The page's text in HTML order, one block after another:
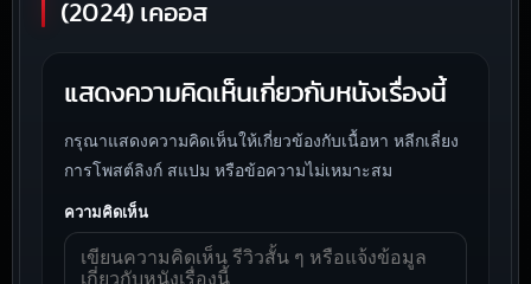
(2024) เคออส
แสดงความคิดเห็นเกี่ยวกับหนังเรื่องนี้
กรุณาแสดงความคิดเห็นให้เกี่ยวข้องกับเนื้อหา หลีกเลี่ยง
การโพสต์ลิงก์ สแปม หรือข้อความไม่เหมาะสม
ความคิดเห็น